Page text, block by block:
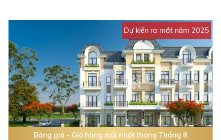
Dự kiến ra mắt năm 2025
Bảng giá - Giỏ hàng mới nhất tháng Tháng 8